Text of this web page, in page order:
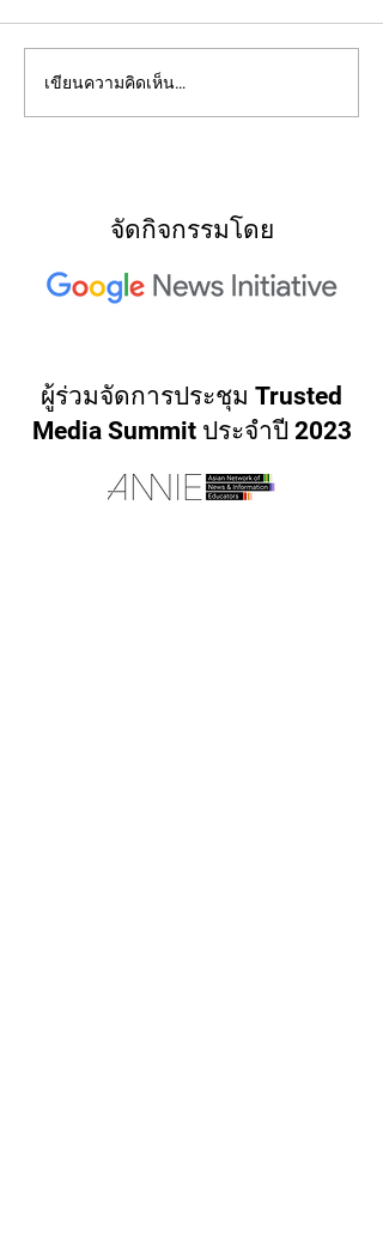
2022: "Searching for Our
North Star"
เขียนความคิดเห็น…
จัดกิจกรรมโดย
ผู้ร่วมจัดการประชุม Trusted
Media Summit ประจำปี 2023